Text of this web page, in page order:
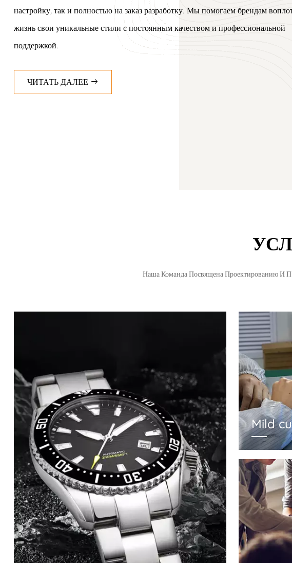
настройку, так и полностью на заказ разработку. Мы помогаем брендам
жизнь свои уникальные стили с постоянным качеством и профессиональной
поддержкой.
ЧИТАТЬ ДАЛЕЕ
Наша Команда Посвящена Проектированию И
Mild